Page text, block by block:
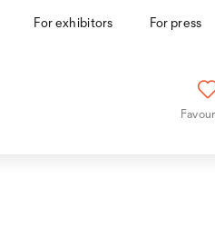
For exhibitors For press